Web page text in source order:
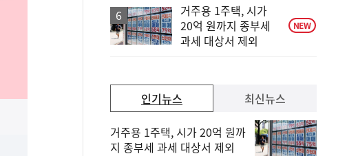
거주용 1주택, 시가
20억 원까지 종부세
과세 대상서 제외
NEW
인기뉴스
거주용 1주택, 시가 20억 원까
지 종부세 과세 대상서 제외
최신뉴스